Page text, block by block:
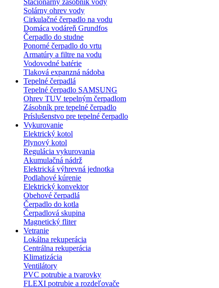
Stacionárny zásobník vody
Solárny ohrev vody
Cirkulačné čerpadlo na vodu
Domáca vodáreň Grundfos
Čerpadlo do studne
Ponorné čerpadlo do vrtu
Armatúry a filtre na vodu
Vodovodné batérie
Tlaková expanzná nádoba
Tepelné čerpadlá
Tepelné čerpadlo SAMSUNG
Ohrev TUV tepelným čerpadlom
Zásobník pre tepelné čerpadlo
Príslušenstvo pre tepelné čerpadlo
Vykurovanie
Elektrický kotol
Plynový kotol
Regulácia vykurovania
Akumulačná nádrž
Elektrická výhrevná jednotka
Podlahové kúrenie
Elektrický konvektor
Obehové čerpadlá
Čerpadlo do kotla
Čerpadlová skupina
Magnetický fliter
Vetranie
Lokálna rekuperácia
Centrálna rekuperácia
Klimatizácia
Ventilátory
PVC potrubie a tvarovky
FLEXI potrubie a rozdeľovače